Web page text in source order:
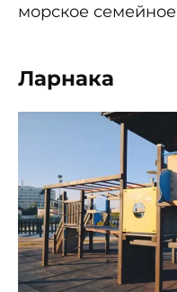
морское
Ларнака